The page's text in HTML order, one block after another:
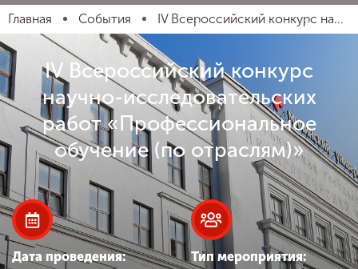
Главная
Об университете
Абитуриенту
Обучение
Главная События IV Всероссийский конкурс на...
IV Всероссийский конкурс
научно-исследовательских
работ «Профессиональное
обучение (по отраслям)»
Дата проведения:
Тип мероприятия: